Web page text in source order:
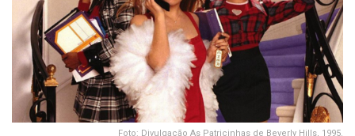
Foto: Divulgação As Patricinhas de Beverly Hills, 1995.